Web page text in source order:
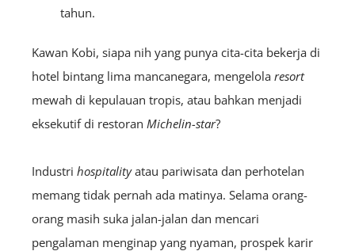
tahun.
Kawan Kobi, siapa nih yang punya cita-cita bekerja di
hotel bintang lima mancanegara, mengelola resort
mewah di kepulauan tropis, atau bahkan menjadi
eksekutif di restoran Michelin-star?
Industri hospitalityatau pariwisata dan perhotelan
memang tidak pernah ada matinya. Selama orang-
orang masih suka jalan-jalan dan mencari
pengalaman menginap yang nyaman, prospek karir